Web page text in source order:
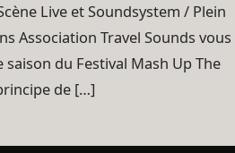
Live et Soundsystem / Plein
Association Travel Sounds vous
du Festival Mash Up The
de […]